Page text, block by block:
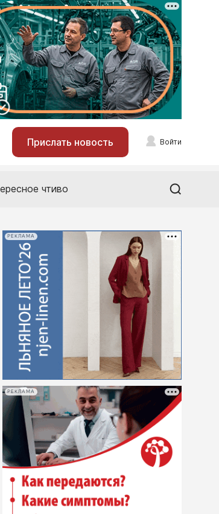
Прислать новость Войти
чтиво
РЕКЛАМА
РЕКЛАМА